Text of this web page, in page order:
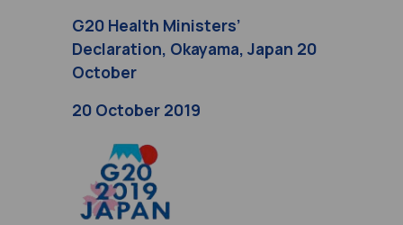
G20 Health Ministers’
Declaration, Okayama, Japan 20
October
20 October 2019